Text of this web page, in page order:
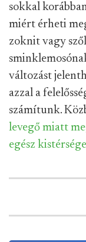
sokkal
miért érheti
zoknit vagy
változást
azzal a
számítunk.
levegő miatt
egész